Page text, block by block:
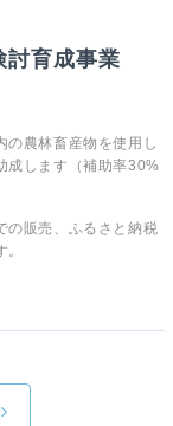
討育成事業
の農林畜産物を使用し
成します（補助率30%
の販売、ふるさと納税